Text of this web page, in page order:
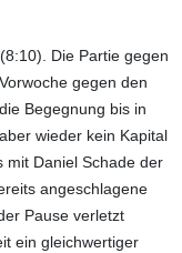
Die Partie gegen
gegen den
Begegnung bis in
wieder kein Kapital
mit Daniel Schade der
angeschlagene
Pause verletzt
ein gleichwertiger